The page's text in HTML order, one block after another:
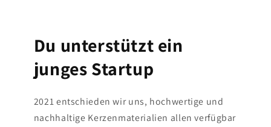
Du unterstützt ein
junges Startup
2021 entschieden wir uns, hochwertige und
nachhaltige Kerzenmaterialien allen verfügbar